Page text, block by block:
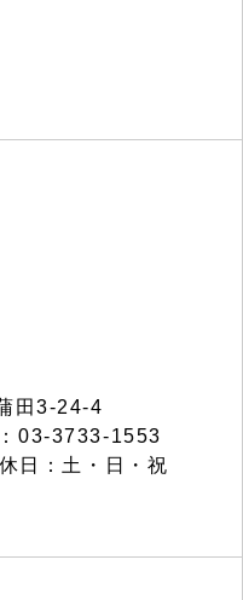
田3-24-4
03-3733-1553
日：土・日・祝